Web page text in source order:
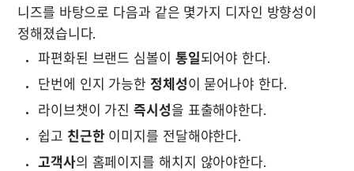
니즈를 바탕으로 다음과 같은 몇가지 디자인 방향성이
정해졌습니다.
파편화된 브랜드 심볼이 통일되어야 한다.
단번에 인지 가능한 정체성이 묻어나야 한다.
라이브챗이 가진 즉시성을 표출해야한다.
쉽고 친근한 이미지를 전달해야한다.
고객사의 홈페이지를 해치지 않아야한다.